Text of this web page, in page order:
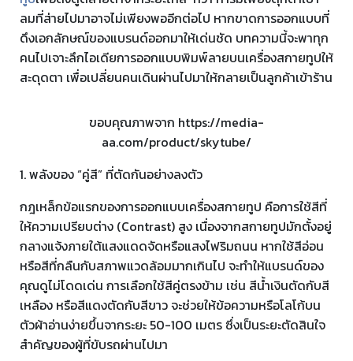
ลมที่ส่ายไปมาอาจไม่เพียงพออีกต่อไป หากขาดการออกแบบที่
ดึงเอกลักษณ์ของแบรนด์ออกมาให้เด่นชัด บทความนี้จะพาทุก
คนไปเจาะลึกไอเดียการออกแบบพิมพ์ลายบนเครื่องสกายทูปให้
สะดุดตา เพื่อเปลี่ยนคนเดินผ่านไปมาให้กลายเป็นลูกค้าเข้าร้าน
ขอบคุณภาพจาก https://media-
aa.com/product/skytube/
1. พลังของ “คู่สี” ที่ตัดกันอย่างลงตัว
กฎเหล็กข้อแรกของการออกแบบเครื่องสกายทูป คือการใช้สีที่
ให้ความเปรียบต่าง (Contrast) สูง เนื่องจากสกายทูปมักตั้งอยู่
กลางแจ้งภายใต้แสงแดดจัดหรือแสงไฟริมถนน หากใช้สีอ่อน
หรือสีที่กลืนกับสภาพแวดล้อมมากเกินไป จะทำให้แบรนด์ของ
คุณดูไม่โดดเด่น การเลือกใช้สีคู่ตรงข้าม เช่น สีน้ำเงินตัดกับสี
เหลือง หรือสีแดงตัดกับสีขาว จะช่วยให้ข้อความหรือโลโก้บน
ตัวผ้าอ่านง่ายขึ้นจากระยะ 50-100 เมตร ซึ่งเป็นระยะตัดสินใจ
สำคัญของผู้ที่ขับรถผ่านไปมา